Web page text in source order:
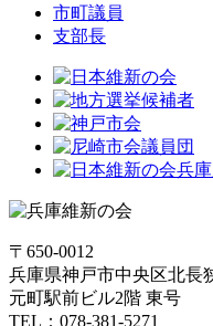
市町議員
支部長
〒650-0012
兵庫県神戸市中央区北長
元町駅前ビル2階 東号
TEL：078-381-5271